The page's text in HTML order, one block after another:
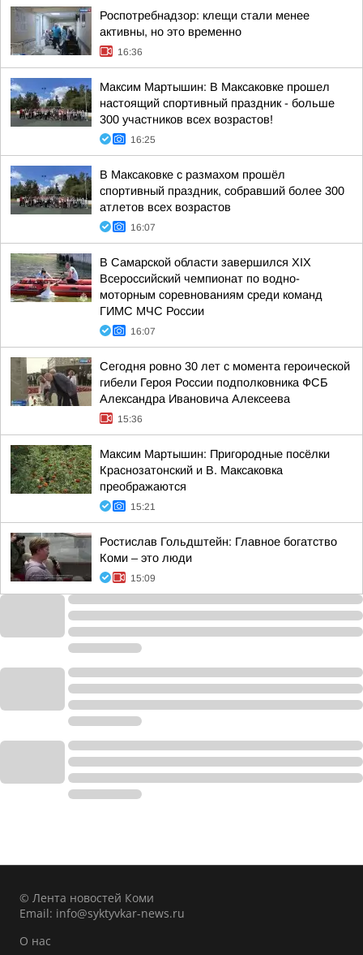
Роспотребнадзор: клещи стали менее
активны, но это временно
16:36
Максим Мартышин: В Максаковке прошел
настоящий спортивный праздник - больше
300 участников всех возрастов!
16:25
В Максаковке с размахом прошёл
спортивный праздник, собравший более 300
атлетов всех возрастов
16:07
В Самарской области завершился XIХ
Всероссийский чемпионат по водно-
моторным соревнованиям среди команд
ГИМС МЧС России
16:07
Сегодня ровно 30 лет с момента героической
гибели Героя России подполковника ФСБ
Александра Ивановича Алексеева
15:36
Максим Мартышин: Пригородные посёлки
Краснозатонский и В. Максаковка
преображаются
15:21
Ростислав Гольдштейн: Главное богатство
Коми – это люди
15:09
© Лента новостей Коми
Email: info@syktyvkar-news.ru
О нас